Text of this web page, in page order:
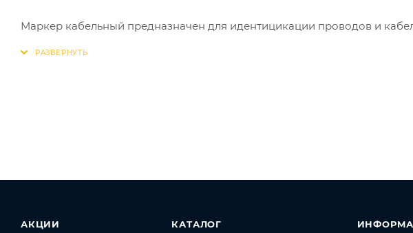
Маркер кабельный предназначен для идентицикации проводов и
АКЦИИ КАТАЛОГ